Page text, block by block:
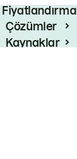
Fiyatlandırma
Çözümler
Kaynaklar